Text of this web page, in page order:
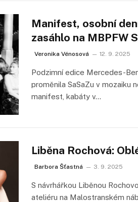
Manifest, osobní
zasáhlo na MBPFW
Veronika Vénosová 12. 9. 2025
Podzimní edice Mercedes-
proměnila SaSaZu v mozaiku
manifest, kabáty v…
Liběna Rochová:
Barbora Šťastná 3. 9. 2025
S návrhářkou Liběnou
ateliéru na Malostranském